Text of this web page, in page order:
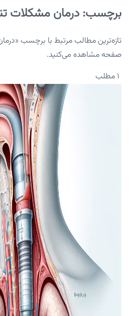
برچسب: درمان مشکلات
تازه‌ترین مطالب مرتبط با برچسب
صفحه مشاهده می‌کنید.
۱ مطلب